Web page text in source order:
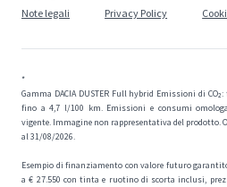
Note legali
Privacy Policy
*
Gamma DACIA DUSTER Full hybrid Emissioni di
fino a 4,7 l/100 km. Emissioni e consumi
vigente. Immagine non rappresentativa del prodotto.
al 31/08/2026.
Esempio di finanziamento con valore futuro
a € 27.550 con tinta e ruotino di scorta inclusi,